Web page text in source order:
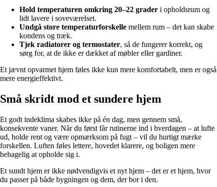
Hold temperaturen omkring 20–22 grader i opholdsrum og
lidt lavere i soveværelset.
Undgå store temperaturforskelle mellem rum – det kan skabe
kondens og træk.
Tjek radiatorer og termostater, så de fungerer korrekt, og
sørg for, at de ikke er dækket af møbler eller gardiner.
Et jævnt opvarmet hjem føles ikke kun mere komfortabelt, men er også
mere energieffektivt.
Små skridt mod et sundere hjem
Et godt indeklima skabes ikke på én dag, men gennem små,
konsekvente vaner. Når du først får rutinerne ind i hverdagen – at lufte
ud, holde rent og være opmærksom på fugt – vil du hurtigt mærke
forskellen. Luften føles lettere, hovedet klarere, og boligen mere
behagelig at opholde sig i.
Et sundt hjem er ikke nødvendigvis et nyt hjem – det er et hjem, hvor
du passer på både bygningen og dem, der bor i den.